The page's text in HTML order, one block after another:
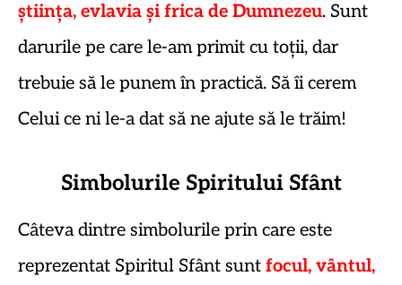
știința, evlavia și frica de Dumnezeu. Sunt
darurile pe care le-am primit cu toții, dar
trebuie să le punem în practică. Să îi cerem
Celui ce ni le-a dat să ne ajute să le trăim!
Simbolurile Spiritului Sfânt
Câteva dintre simbolurile prin care este
reprezentat Spiritul Sfânt sunt focul, vântul,